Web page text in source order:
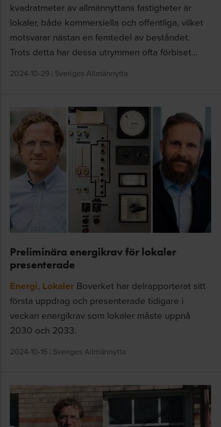
kvadratmeter av allmännyttans fastigheter är
lokaler, både kommersiella och offentliga, vilket
motsvarar nästan en femtedel av beståndet.
Trots detta har dessa utrymmen ofta förbiset...
2024-10-29 | Sveriges Allmännytta
Preliminära energikrav för lokaler
presenterade
Energi, Lokaler Boverket har delrapporterat sitt
första uppdrag och presenterade tidigare i
veckan energikrav som lokaler måste uppnå
2030 och 2033.
2024-10-16 | Sveriges Allmännytta